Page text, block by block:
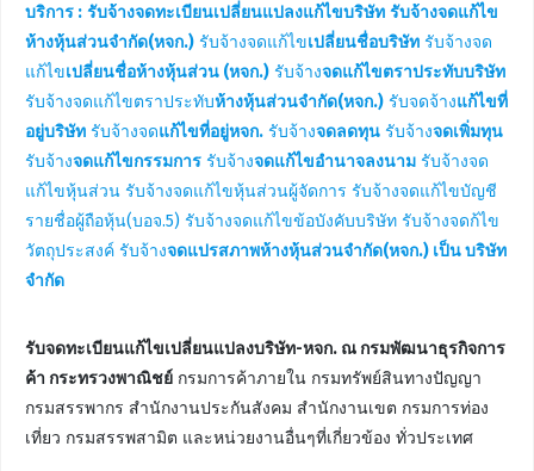
บริการ : รับจ้างจดทะเบียนเปลี่ยนแปลงแก้ไขบริษัท รับจ้างจดแก้ไข
ห้างหุ้นส่วนจำกัด(หจก.) รับจ้างจดแก้ไขเปลี่ยนชื่อบริษัท รับจ้างจด
แก้ไขเปลี่ยนชื่อห้างหุ้นส่วน (หจก.) รับจ้างจดแก้ไขตราประทับบริษัท
รับจ้างจดแก้ไขตราประทับห้างหุ้นส่วนจำกัด(หจก.) รับจดจ้างแก้ไขที่
อยู่บริษัท รับจ้างจดแก้ไขที่อยู่หจก. รับจ้างจดลดทุน รับจ้างจดเพิ่มทุน
รับจ้างจดแก้ไขกรรมการ รับจ้างจดแก้ไขอำนาจลงนาม รับจ้างจด
แก้ไขหุ้นส่วน รับจ้างจดแก้ไขหุ้นส่วนผู้จัดการ รับจ้างจดแก้ไขบัญชี
รายชื่อผู้ถือหุ้น(บอจ.5) รับจ้างจดแก้ไขข้อบังคับบริษัท รับจ้างจดก้ไข
วัตถุประสงค์ รับจ้างจดแปรสภาพห้างหุ้นส่วนจำกัด(หจก.) เป็น บริษัท
จำกัด
รับจดทะเบียนแก้ไขเปลี่ยนแปลงบริษัท-หจก. ณ กรมพัฒนาธุรกิจการ
ค้า กระทรวงพาณิชย์ กรมการค้าภายใน กรมทรัพย์สินทางปัญญา
กรมสรรพากร สำนักงานประกันสังคม สำนักงานเขต กรมการท่อง
เที่ยว กรมสรรพสามิต และหน่วยงานอื่นๆที่เกี่ยวข้อง ทั่วประเทศ